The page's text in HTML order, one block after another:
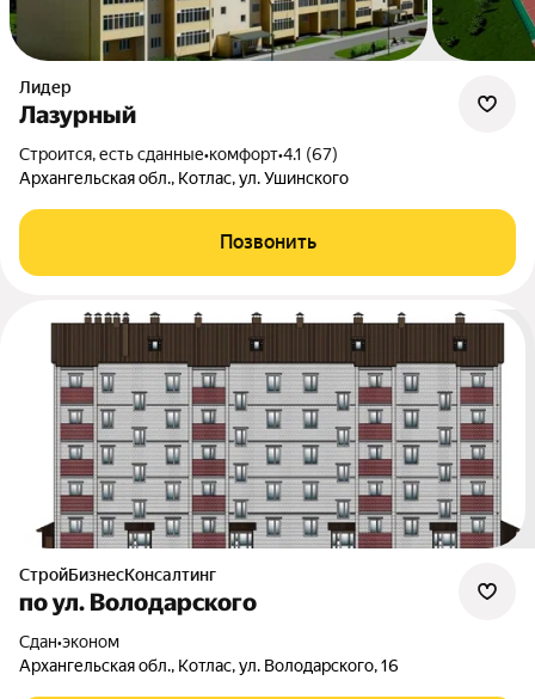
Лидер
Лазурный
Строится, есть сданные•комфорт•4.1 (67)
Архангельская обл., Котлас, ул. Ушинского
Позвонить
СтройБизнесКонсалтинг
по ул. Володарского
Сдан•эконом
Архангельская обл., Котлас, ул. Володарского, 16